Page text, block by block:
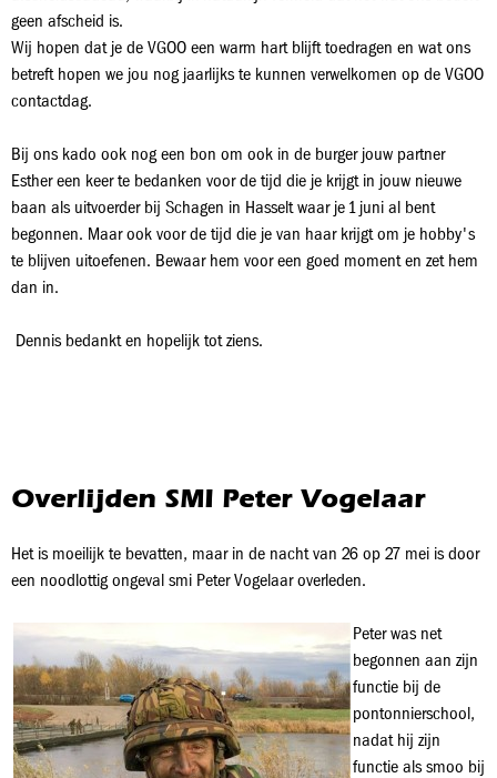
geen afscheid is.
Wij hopen dat je de VGOO een warm hart blijft toedragen en wat ons
betreft hopen we jou nog jaarlijks te kunnen verwelkomen op de VGOO
contactdag.
Bij ons kado ook nog een bon om ook in de burger jouw partner
Esther een keer te bedanken voor de tijd die je krijgt in jouw nieuwe
baan als uitvoerder bij Schagen in Hasselt waar je 1 juni al bent
begonnen. Maar ook voor de tijd die je van haar krijgt om je hobby's
te blijven uitoefenen. Bewaar hem voor een goed moment en zet hem
dan in.
Dennis bedankt en hopelijk tot ziens.
Overlijden SMI Peter Vogelaar
Het is moeilijk te bevatten, maar in de nacht van 26 op 27 mei is door
een noodlottig ongeval smi Peter Vogelaar overleden.
Peter was net
begonnen aan zijn
functie bij de
pontonnierschool,
nadat hij zijn
functie als smoo bij